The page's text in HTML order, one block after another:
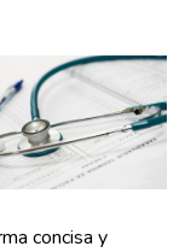
concisa y